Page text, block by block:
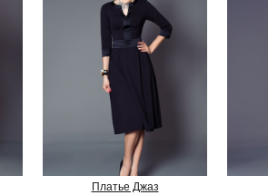
Платье Джаз